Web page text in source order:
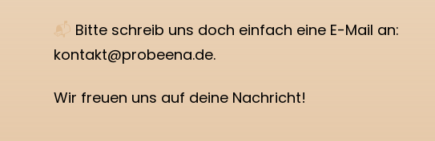
📬 Bitte schreib uns doch einfach eine E-Mail an:
kontakt@probeena.de.
Wir freuen uns auf deine Nachricht!